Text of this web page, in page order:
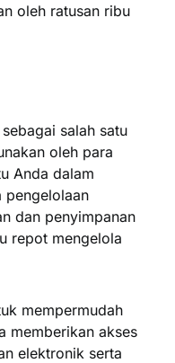
oleh ratusan ribu
salah satu
oleh para
Anda dalam
pengelolaan
dan penyimpanan
repot mengelola
mempermudah
memberikan akses
elektronik serta